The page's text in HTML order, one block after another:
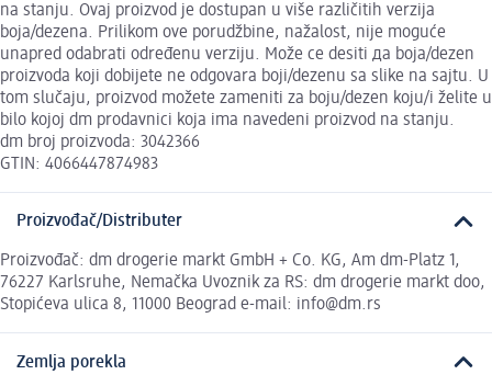
na stanju. Ovaj proizvod je dostupan u više različitih verzija
boja/dezena. Prilikom ove porudžbine, nažalost, nije moguće
unapred odabrati određenu verziju. Može се desiti да boja/dezen
proizvoda koji dobijete ne odgovara boji/dezenu sa slike na sajtu. U
tom slučaju, proizvod možete zameniti za boju/dezen koju/i želite u
bilo kojoj dm prodavnici koja ima navedeni proizvod na stanju.
dm broj proizvoda: 3042366
GTIN: 4066447874983
Proizvođač/Distributer
Proizvođač: dm drogerie markt GmbH + Co. KG, Am dm-Platz 1,
76227 Karlsruhe, Nemačka Uvoznik za RS: dm drogerie markt doo,
Stopićeva ulica 8, 11000 Beograd e-mail: info@dm.rs
Zemlja porekla